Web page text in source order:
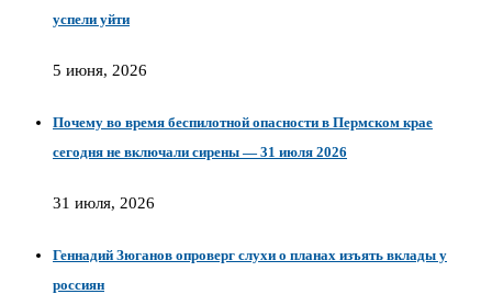
успели уйти
5 июня, 2026
Почему во время беспилотной опасности в Пермском крае
сегодня не включали сирены — 31 июля 2026
31 июля, 2026
Геннадий Зюганов опроверг слухи о планах изъять вклады у
россиян